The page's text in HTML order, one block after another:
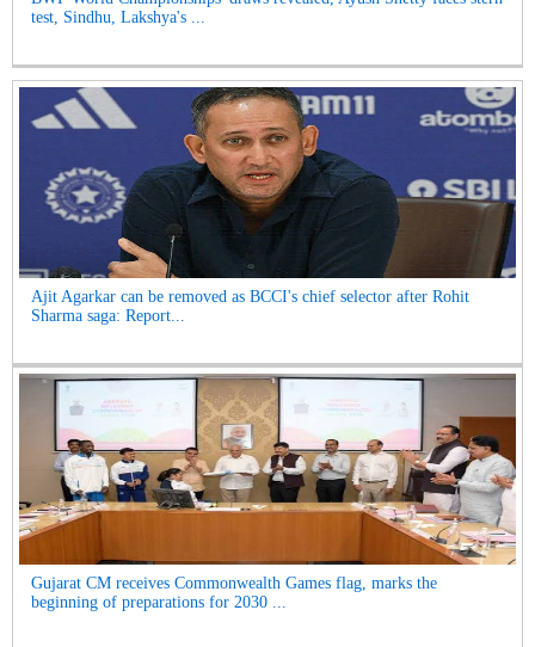
test, Sindhu, Lakshya's ...
Ajit Agarkar can be removed as BCCI's chief selector after Rohit
Sharma saga: Report...
Gujarat CM receives Commonwealth Games flag, marks the
beginning of preparations for 2030 ...